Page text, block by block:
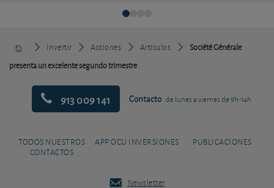
Invertir Acciones Artículos
Société Générale
presenta un excelente segundo trimestre
913 009 141 Contacto de lunes a viernes de 9h-14h
TODOS NUESTROS
CONTACTOS
APP OCU INVERSIONES PUBLICACIONES
Newsletter